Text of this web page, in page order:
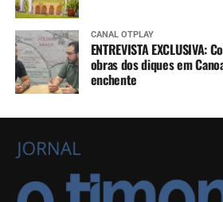
CANAL OTPLAY
ENTREVISTA
obras dos diques em
enchente